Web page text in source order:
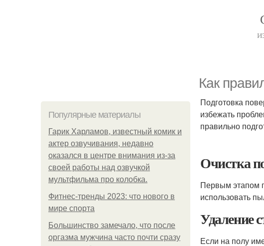
Как
Популярные материалы
Гарик Харламов, известный комик и
актер озвучивания, недавно
оказался в центре внимания из-за
своей работы над озвучкой
мультфильма про колобка.
Фитнес-тренды 2023: что нового в
мире спорта
Большинство замечало, что после
оргазма мужчина часто почти сразу
Подготовка
избежать
правильно
Очистка
Первым этапом
использовать
Удаление
Если на полу